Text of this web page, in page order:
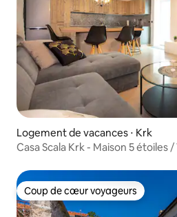
Logement de vacances ⋅ Krk
Casa Scala Krk - Maison 5 étoiles
Coup de cœur voyageurs
Coup de cœur voyageurs